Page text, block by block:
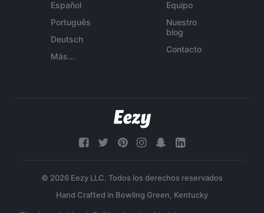
Español
Português
Deutsch
Más...
Equipo
Nuestro
blog
Contacto
© 2026 Eezy LLC. Todos los derechos reservados